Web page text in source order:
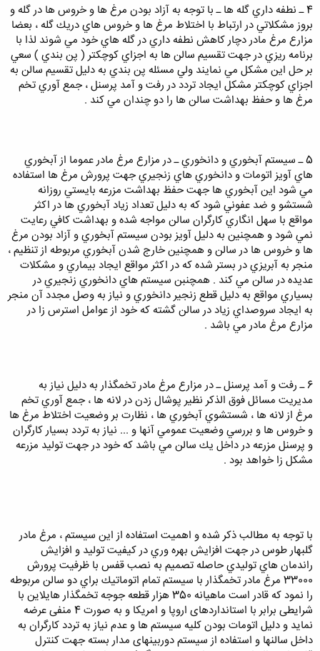
4 ـ نطفه داري گله ها ـ با توجه به آزاد بودن مرغ ها و خروس ها در گله و
بروز مشكلاتي در ارتباط با اختلاط مرغ ها و خروس هاي دريك گله ، بعضا
مزارع مرغ مادر دچار كاهش نطفه داري در گله هاي خود مي شوند لذا با
برنامه ريزي در جهت تقسيم سالن ها به اجزاي كوچكتر ( پن بندي ) سعي
بر حل اين مشكل مي نمايند ولي مسئله پن بندي به دليل تقسيم سالن به
اجزاي كوچكتر مشكل ايجاد تردد در رفت و آمد پرسنل ، جمع آوري تخم
مرغ ها و حفظ بهداشت سالن ها را دو چندان مي كند .
5 ـ سيستم آبخوري و دانخوري ـ در مزارع مرغ مادر عموما از آبخوري
هاي آويز اتومات و دانخوري هاي زنجيري جهت پرورش مرغ ها استفاده
مي شود اين آبخوري ها جهت حفظ بهداشت مزرعه بايستي روزانه
شستشو و ضد عفوني شود كه به دليل تعداد زياد آبخوري ها در اكثر
مواقع با سهل انگاري كارگران سالن مواجه شده و بهداشت كافي رعايت
نمي شود و همچنين به دليل آويز بودن سيستم آبخوري و آزاد بودن مرغ
ها و خروس ها در سالن و همچنين خارج شدن آبخوري مربوطه از تنظيم ،
منجر به آبريزي در بستر شده كه در اكثر مواقع ايجاد بيماري و مشكلات
عديده در سالن مي كند . همچنبن سيستم هاي دانخوري زنجيري در
بسياري مواقع به دليل قطع زنجير دانخوري و نياز به وصل مجدد آن منجر
به ايجاد سروصداي زياد در سالن گشته كه خود از عوامل استرس زا در
مزارع مرغ مادر مي باشد .
6 ـ رفت و آمد پرسنل ـ در مزارع مرغ مادر تخمگذار به دليل نياز به
مديريت مسائل فوق الذكر نظير پوشال زدن در لانه ها ، جمع آوري تخم
مرغ از لانه ها ، شستشوي آبخوري ها ، نظارت بر وضعيت اختلاط مرغ ها
و خروس ها و بررسي وضعيت عمومي آنها و ... نياز به تردد بسيار كارگران
و پرسنل مزرعه در داخل يك سالن مي باشد كه خود در جهت توليد مزرعه
مشكل زا خواهد بود .
با توجه به مطالب ذكر شده و اهميت استفاده از اين سيستم ، مرغ مادر
گلبهار طوس در جهت افزايش بهره وري در كيفيت توليد و افزايش
راندمان هاي توليدي حاصله تصميم به نصب قفس با ظرفيت پرورش
33000 مرغ مادر تخمگذار با سيستم تمام اتوماتيك براي دو سالن مربوطه
را نمود که قادر است ماهیانه 350 هزار قطعه جوجه تخمگذار هایلاین با
شرایطی برابر با استانداردهای اروپا و امریکا و به صورت 4 منفی عرضه
نماید و دلیل اتومات بودن کلیه سیستم ها و عدم نیاز به تردد کارگران به
داخل سالنها و استفاده از سیستم دوربینهای مدار بسته جهت کنترل